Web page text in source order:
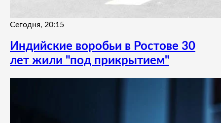
Сегодня, 20:15
Индийские воробьи в Ростове 30
лет жили "под прикрытием"